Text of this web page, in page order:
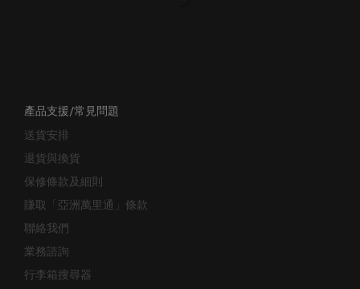
產品支援/常見問題
送貨安排
退貨與換貨
保修條款及細則
賺取「亞洲萬里通」條款
聯絡我們
業務諮詢
行李箱搜尋器